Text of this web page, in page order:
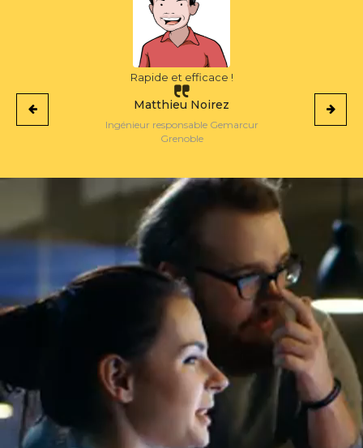
C'est puissant !
Thomas Noirez
Ingénieur responsable R&D
Paris